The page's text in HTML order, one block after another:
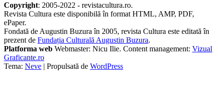
Copyright: 2005-2022 - revistacultura.ro.
Revista Cultura este disponibilă în format HTML, AMP, PDF,
ePaper.
Fondată de Augustin Buzura în 2005, revista Cultura este editată în
prezent de Fundația Culturală Augustin Buzura.
Platforma web Webmaster: Nicu Ilie. Content management: Vizual
Graficante.ro
Tema: Neve | Propulsată de WordPress